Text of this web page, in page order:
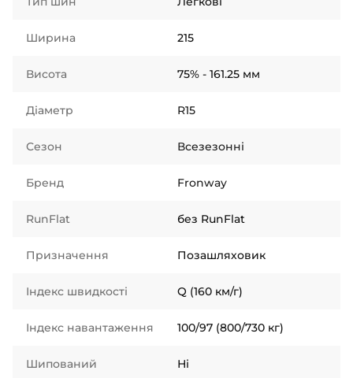
Ширина 215
Висота 75% - 161.25 мм
Діаметр R15
Сезон Всезезонні
Бренд Fronway
RunFlat без RunFlat
Призначення Позашляховик
Індекс швидкості Q (160 км/г)
Індекс навантаження 100/97 (800/730 кг)
Шипований Ні